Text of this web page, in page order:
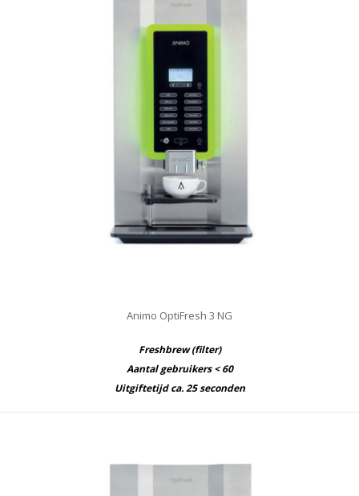
Animo OptiFresh 3 NG
Freshbrew (filter)
Aantal gebruikers < 60
Uitgiftetijd ca. 25 seconden